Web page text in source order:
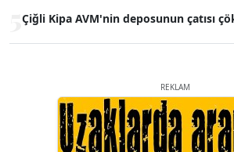
Çiğli Kipa AVM'nin deposunun çatısı
REKLAM